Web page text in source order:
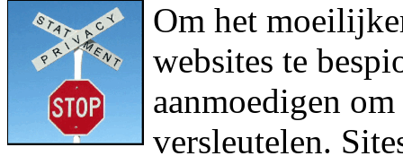
Om het
websites te
aanmoedigen
versleutelen.